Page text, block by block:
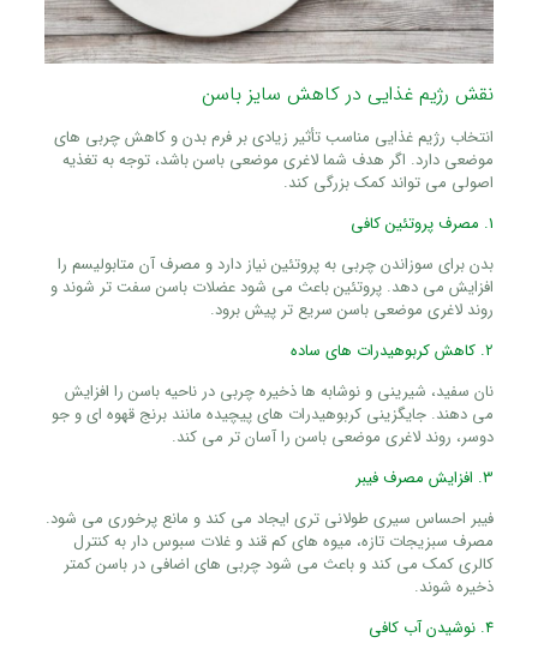
نقش رژیم غذایی در کاهش سایز باسن
انتخاب رژیم غذایی مناسب تأثیر زیادی بر فرم بدن و کاهش چربی‌ های
موضعی دارد. اگر هدف شما لاغری موضعی باسن باشد، توجه به تغذیه
اصولی می‌ تواند کمک بزرگی کند.
1. مصرف پروتئین کافی
بدن برای سوزاندن چربی به پروتئین نیاز دارد و مصرف آن متابولیسم را
افزایش می‌ دهد. پروتئین باعث می‌ شود عضلات باسن سفت‌ تر شوند و
روند لاغری موضعی باسن سریع‌ تر پیش برود.
2. کاهش کربوهیدرات‌ های ساده
نان سفید، شیرینی و نوشابه‌ ها ذخیره چربی در ناحیه باسن را افزایش
می‌ دهند. جایگزینی کربوهیدرات‌ های پیچیده مانند برنج قهوه‌ ای و جو
دوسر، روند لاغری موضعی باسن را آسان‌ تر می‌ کند.
3. افزایش مصرف فیبر
فیبر احساس سیری طولانی‌ تری ایجاد می‌ کند و مانع پرخوری می‌ شود.
مصرف سبزیجات تازه، میوه‌ های کم‌ قند و غلات سبوس‌ دار به کنترل
کالری کمک می‌ کند و باعث می‌ شود چربی‌ های اضافی در باسن کمتر
ذخیره شوند.
4. نوشیدن آب کافی